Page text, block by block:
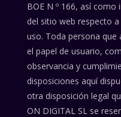
BOE N º 166, así
del sitio web respecto
uso. Toda persona que
el papel de usuario,
observancia y
disposiciones aquí
otra disposición legal
ON DIGITAL SL se